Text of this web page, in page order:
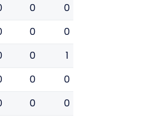
0 0
0 0
0 1
0 0
0 0